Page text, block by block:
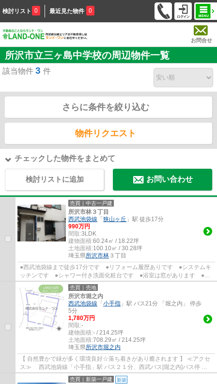
検討リスト 0 最近見た物件 0
お問合せ
所沢市立三ヶ島中学校の周辺物件一覧
該当物件 3 件
さらに条件を絞り込む
物件リクエスト
チェックした物件をまとめて
検討リストに追加 お問い合わせ
売買｜中古一戸建
所沢市林３丁目
西武池袋線 「 狭山ヶ丘 」駅 徒歩17分
990万円
間取:3LDK
建物面積:60.24㎡ / 18.22坪
土地面積:100.10㎡ / 30.28坪
埼玉県所沢市林 ３丁目
●西武池袋線まで徒歩17分です ●リフォーム履歴ありです ●システムキ
ッチンです ●シャワー付き洗面化粧台です ●浴室は窓があります ●ト
イレ2ヶ所あります ●温水洗浄暖房便座です...
売買｜売地
所沢市堀之内
西武池袋線 「 小手指 」駅 バス21分 「堀之内」 停歩
5分
1,780万円
間取:-
建物面積:- / 214.25坪
土地面積:708.29㎡ / 214.25坪
埼玉県所沢市堀之内
【 自然豊かで緑が多く環境良好☆落ち着きがあり癒されます 】 ≪アクセ
ス≫ 西武池袋線「小手指」駅 バス２１分、西武バス[堀之内]バス停 徒
歩５分 ≪お勧めポイント≫ ◎敷地面積ゆっ...
売買｜新築一戸建 新築